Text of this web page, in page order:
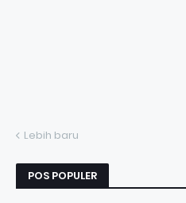
Lebih baru
POS POPULER